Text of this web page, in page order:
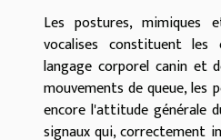
Les postures, mimiques
vocalises constituent
langage corporel canin et
mouvements de queue, les
encore l'attitude générale
signaux qui, correctement